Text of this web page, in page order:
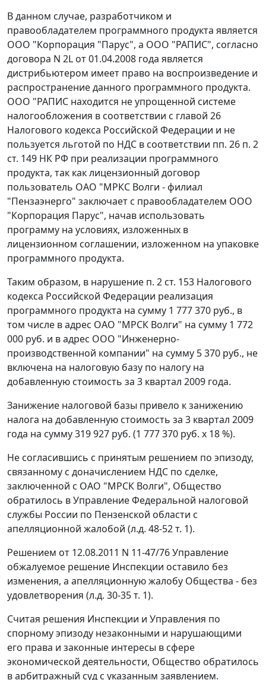
В данном случае, разработчиком и
правообладателем программного продукта является
ООО "Корпорация "Парус", а ООО "РАПИС", согласно
договора N 2L от 01.04.2008 года является
дистрибьютером имеет право на воспроизведение и
распространение данного программного продукта.
ООО "РАПИС находится не упрощенной системе
налогообложения в соответствии с главой 26
Налогового кодекса Российской Федерации и не
пользуется льготой по НДС в соответствии пп. 26 п. 2
ст. 149 НК РФ при реализации программного
продукта, так как лицензионный договор
пользователь ОАО "МРКС Волги - филиал
"Пензаэнерго" заключает с правообладателем ООО
"Корпорация Парус", начав использовать
программу на условиях, изложенных в
лицензионном соглашении, изложенном на упаковке
программного продукта.
Таким образом, в нарушение п. 2 ст. 153 Налогового
кодекса Российской Федерации реализация
программного продукта на сумму 1 777 370 руб., в
том числе в адрес ОАО "МРСК Волги" на сумму 1 772
000 руб. и в адрес ООО "Инженерно-
производственной компании" на сумму 5 370 руб., не
включена на налоговую базу по налогу на
добавленную стоимость за 3 квартал 2009 года.
Занижение налоговой базы привело к занижению
налога на добавленную стоимость за 3 квартал 2009
года на сумму 319 927 руб. (1 777 370 руб. х 18 %).
Не согласившись с принятым решением по эпизоду,
связанному с доначислением НДС по сделке,
заключенной с ОАО "МРСК Волги", Общество
обратилось в Управление Федеральной налоговой
службы России по Пензенской области с
апелляционной жалобой (л.д. 48-52 т. 1).
Решением от 12.08.2011 N 11-47/76 Управление
обжалуемое решение Инспекции оставило без
изменения, а апелляционную жалобу Общества - без
удовлетворения (л.д. 30-35 т. 1).
Считая решения Инспекции и Управления по
спорному эпизоду незаконными и нарушающими
его права и законные интересы в сфере
экономической деятельности, Общество обратилось
в арбитражный суд с указанным заявлением.